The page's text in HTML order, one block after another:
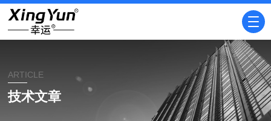
ARTICLE
技术文章